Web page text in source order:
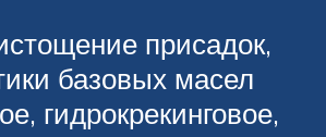
присадок,
базовых масел
гидрокрекинговое,